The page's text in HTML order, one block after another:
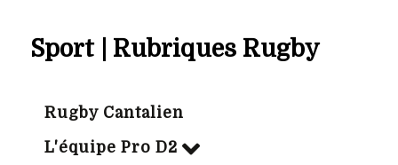
Sport | Rubriques Rugby
Rugby Cantalien
L'équipe Pro D2